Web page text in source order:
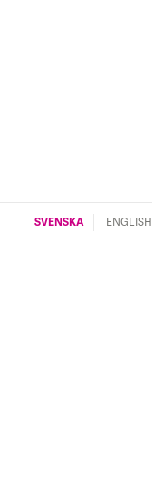
SVENSKA ENGLISH